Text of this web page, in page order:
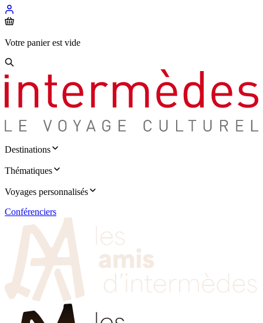
Votre panier est vide
Destinations
Thématiques
Voyages personnalisés
Conférenciers